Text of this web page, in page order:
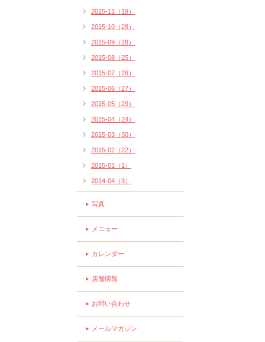
2015-11（19）
2015-10（28）
2015-09（28）
2015-08（25）
2015-07（26）
2015-06（27）
2015-05（29）
2015-04（24）
2015-03（30）
2015-02（22）
2015-01（1）
2014-04（3）
写真
メニュー
カレンダー
店舗情報
お問い合わせ
メールマガジン